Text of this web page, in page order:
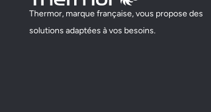
Thermor, marque française, vous propose des
solutions adaptées à vos besoins.